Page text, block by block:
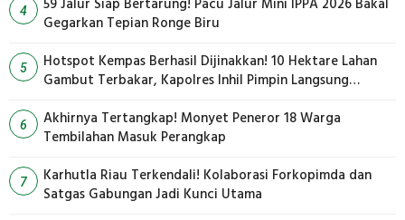
4
Gegarkan Tepian Ronge Biru
5
Hotspot Kempas Berhasil Dijinakkan! 10 Hektare Lahan
Gambut Terbakar, Kapolres Inhil Pimpin Langsung
6
Akhirnya Tertangkap! Monyet Peneror 18 Warga
Tembilahan Masuk Perangkap
7
Karhutla Riau Terkendali! Kolaborasi Forkopimda dan
Satgas Gabungan Jadi Kunci Utama